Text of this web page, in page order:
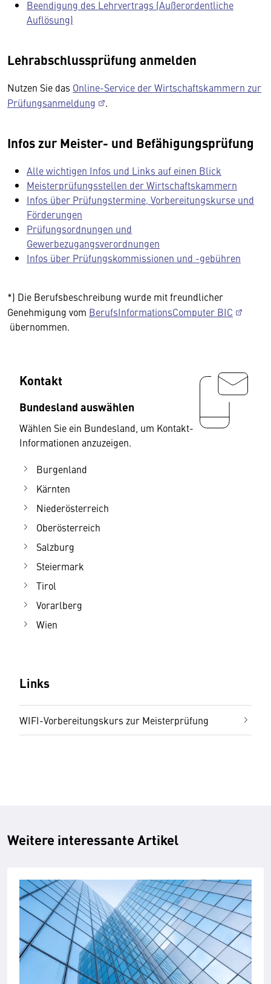
Beendigung des Lehrvertrags (Außerordentliche
Auflösung)
Lehrabschlussprüfung anmelden
Nutzen Sie das Online-Service der Wirtschaftskammern zur
Prüfungsanmeldung
.
Infos zur Meister- und Befähigungsprüfung
Alle wichtigen Infos und Links auf einen Blick
Meisterprüfungsstellen der Wirtschaftskammern
Infos über Prüfungstermine, Vorbereitungskurse und
Förderungen
Prüfungsordnungen und
Gewerbezugangsverordnungen
Infos über Prüfungskommissionen und -gebühren
*) Die Berufsbeschreibung wurde mit freundlicher
Genehmigung vom BerufsInformationsComputer BIC
übernommen.
Kontakt
Bundesland auswählen
Wählen Sie ein Bundesland, um Kontakt-
Informationen anzuzeigen.
Burgenland
Kärnten
Niederösterreich
Oberösterreich
Salzburg
Steiermark
Tirol
Vorarlberg
Wien
Links
WIFI-Vorbereitungskurs zur Meisterprüfung
Weitere interessante Artikel